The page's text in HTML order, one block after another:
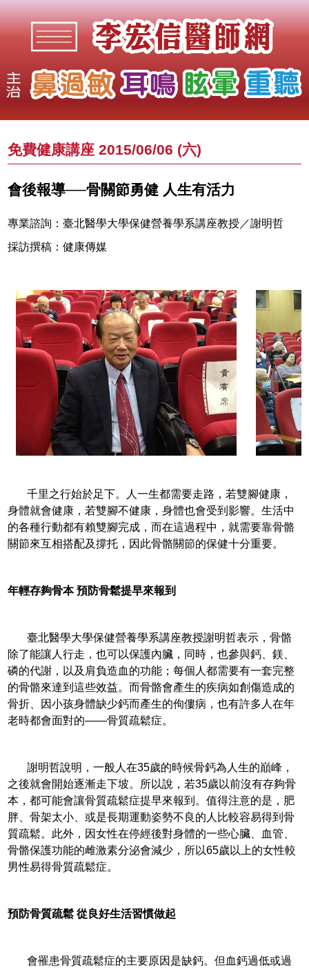
免費健康講座 2015/06/06 (六)
會後報導──骨關節勇健 人生有活力
專業諮詢：臺北醫學大學保健營養學系講座教授／謝明哲
採訪撰稿：健康傳媒
千里之行始於足下。人一生都需要走路，若雙腳健康，
身體就會健康，若雙腳不健康，身體也會受到影響。生活中
的各種行動都有賴雙腳完成，而在這過程中，就需要靠骨骼
關節來互相搭配及撐托，因此骨骼關節的保健十分重要。
年輕存夠骨本 預防骨鬆提早來報到
臺北醫學大學保健營養學系講座教授謝明哲表示，骨骼
除了能讓人行走，也可以保護內臟，同時，也參與鈣、鎂、
磷的代謝，以及肩負造血的功能；每個人都需要有一套完整
的骨骼來達到這些效益。而骨骼會產生的疾病如創傷造成的
骨折、因小孩身體缺少鈣而產生的佝僂病，也有許多人在年
老時都會面對的——骨質疏鬆症。
謝明哲說明，一般人在35歲的時候骨鈣為人生的巔峰，
之後就會開始逐漸走下坡。所以說，若35歲以前沒有存夠骨
本，都可能會讓骨質疏鬆症提早來報到。值得注意的是，肥
胖、骨架太小、或是長期運動姿勢不良的人比較容易得到骨
質疏鬆。此外，因女性在停經後對身體的一些心臟、血管、
骨骼保護功能的雌激素分泌會減少，所以65歲以上的女性較
男性易得骨質疏鬆症。
預防骨質疏鬆 從良好生活習慣做起
會罹患骨質疏鬆症的主要原因是缺鈣。但血鈣過低或過